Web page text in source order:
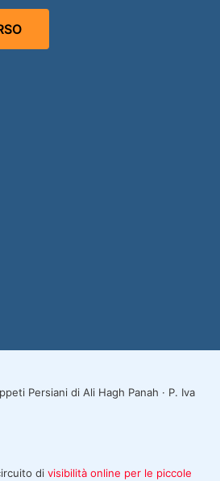
Persiani di Ali Hagh Panah · P. Iva
divisibilità online per le piccole